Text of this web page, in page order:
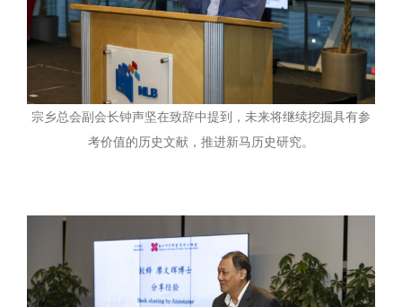
宗乡总会副会长钟声坚在致辞中提到，未来将继续挖掘具有参
考价值的历史文献，推进新马历史研究。